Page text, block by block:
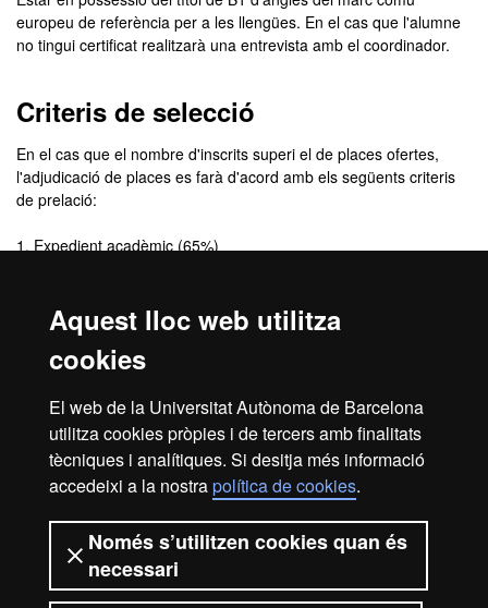
Aquest lloc web utilitza
cookies
El web de la Universitat Autònoma de Barcelona
utilitza cookies pròpies i de tercers amb finalitats
tècniques i analítiques. Si desitja més informació
accedeixi a la nostrapolítica de cookies.
Només s’utilitzen cookies quan és
necessari
europeu de referència per a les llengües. En el cas que l'alumne
no tingui certificat realitzarà una entrevista amb el coordinador.
Criteris de selecció
En el cas que el nombre d'inscrits superi el de places ofertes,
l'adjudicació de places es farà d'acord amb els següents criteris
de prelació:
1. Expedient acadèmic (65%)
b) Comunicacions a congressos
c) Participació en projectes d'investigació i/o estades en
laboratoris de recerca
e) Cartes de recomanació de professors i/o
investigadors
Avís legal Protecció de dades
Sobre el web
Accessibilitat web